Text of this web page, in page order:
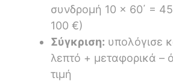
συνδρομή 10 × 60΄ =
100 €)
Σύγκριση: υπολόγισε
λεπτό + μεταφορικά –
τιμή